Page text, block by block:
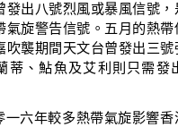
發出八號烈風或暴風信號，
氣旋警告信號。五月的熱帶
吹襲期間天文台曾發出三
蒂、鮎魚及艾利則只需發
一六年較多熱帶氣旋影響香